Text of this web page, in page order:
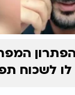
הפתרון
לשכוח